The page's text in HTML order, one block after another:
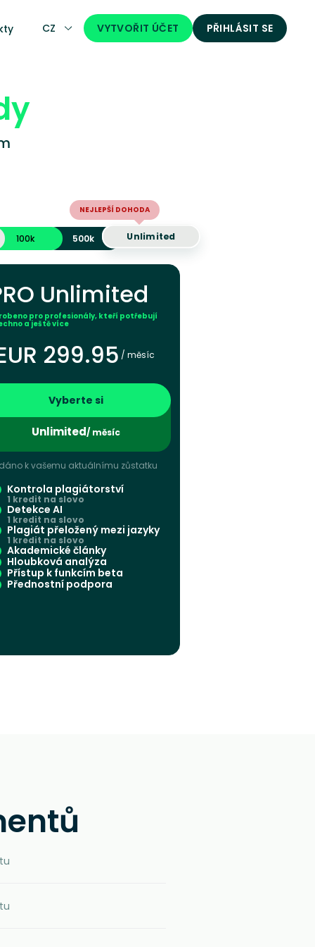
CZ VYTVOŘIT ÚČET PŘIHLÁSIT SE
100k 500k Unlimited
NEJLEPŠÍ DOHODA
Unlimited
pro profesionály, kteří potřebují
a ještě více
299.95 / měsíc
Vyberte si
Unlimited/ měsíc
k vašemu aktuálnímu zůstatku
Kontrola plagiátorství
1 kredit na slovo
Detekce AI
1 kredit na slovo
Plagiát přeložený mezi jazyky
1 kredit na slovo
Akademické články
Hloubková analýza
Přístup k funkcím beta
Přednostní podpora